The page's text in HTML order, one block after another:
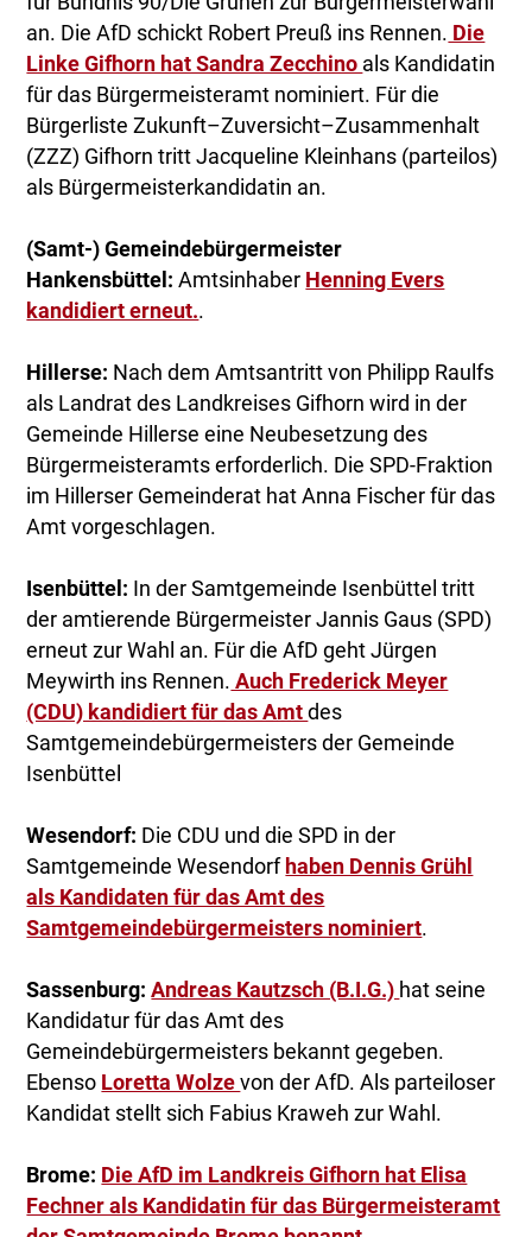
an. Die AfD schickt Robert Preuß ins Rennen. Die
Linke Gifhorn hat Sandra Zecchino als Kandidatin
für das Bürgermeisteramt nominiert. Für die
Bürgerliste Zukunft–Zuversicht–Zusammenhalt
(ZZZ) Gifhorn tritt Jacqueline Kleinhans (parteilos)
als Bürgermeisterkandidatin an.
(Samt-) Gemeindebürgermeister
Hankensbüttel:Amtsinhaber Henning Evers
kandidiert erneut..
Hillerse: Nach dem Amtsantritt von Philipp Raulfs
als Landrat des Landkreises Gifhorn wird in der
Gemeinde Hillerse eine Neubesetzung des
Bürgermeisteramts erforderlich. Die SPD-Fraktion
im Hillerser Gemeinderat hat Anna Fischer für das
Amt vorgeschlagen.
Isenbüttel: In der Samtgemeinde Isenbüttel tritt
der amtierende Bürgermeister Jannis Gaus (SPD)
erneut zur Wahl an. Für die AfD geht Jürgen
Meywirth ins Rennen. Auch Frederick Meyer
(CDU) kandidiert für das Amtdes
Samtgemeindebürgermeisters der Gemeinde
Isenbüttel
Wesendorf: Die CDU und die SPD in der
Samtgemeinde Wesendorf haben Dennis Grühl
als Kandidaten für das Amt des
Samtgemeindebürgermeisters nominiert.
Sassenburg:Andreas Kautzsch (B.I.G.) hat seine
Kandidatur für das Amt des
Gemeindebürgermeisters bekannt gegeben.
Ebenso Loretta Wolzevon der AfD. Als parteiloser
Kandidat stellt sich Fabius Kraweh zur Wahl.
Brome: Die AfD im Landkreis Gifhorn hat Elisa
Fechner als Kandidatin für das Bürgermeisteramt